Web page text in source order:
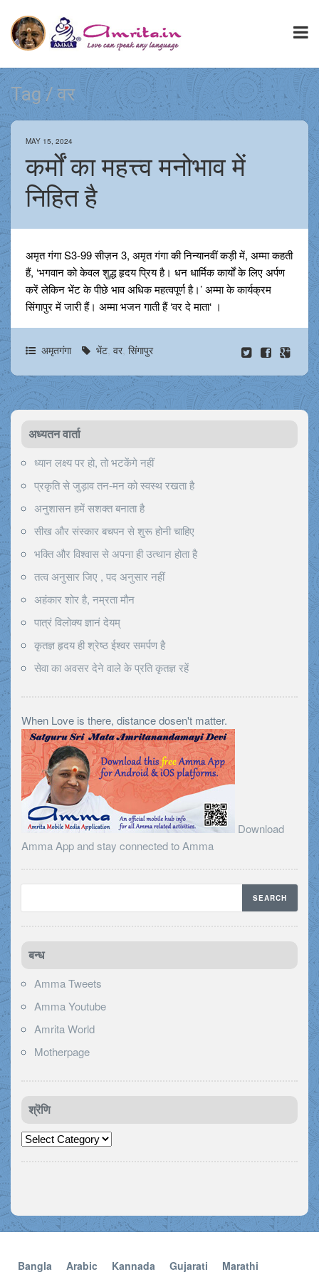
Tag / वर
MAY 15, 2024
कर्मों का महत्त्व मनोभाव में
निहित है
अमृत गंगा S3-99 सीज़न 3, अमृत गंगा की निन्यानवीं कड़ी में, अम्मा कहती
हैं, ‘भगवान को केवल शुद्ध हृदय प्रिय है। धन धार्मिक कार्यों के लिए अर्पण
करें लेकिन भेंट के पीछे भाव अधिक महत्वपूर्ण है।’ अम्मा के कार्यक्रम
सिंगापुर में जारी हैं। अम्मा भजन गाती हैं ‘वर दे माता‘ ।
अमृतगंगा भेंट, वर, सिंगापुर
अध्यतन वार्ता
ध्यान लक्ष्य पर हो, तो भटकेंगे नहीं
प्रकृति से जुड़ाव तन-मन को स्वस्थ रखता है
अनुशासन हमें सशक्त बनाता है
सीख और संस्कार बचपन से शुरू होनी चाहिए
भक्ति और विश्वास से अपना ही उत्थान होता है
तत्व अनुसार जिए , पद अनुसार नहीं
अहंकार शोर है, नम्रता मौन
पात्रं विलोक्य ज्ञानं देयम्
कृतज्ञ हृदय ही श्रेष्ठ ईश्वर समर्पण है
सेवा का अवसर देने वाले के प्रति कृतज्ञ रहें
When Love is there, distance dosen't matter.
Download
Amma App and stay connected to Amma
बन्ध
Amma Tweets
Amma Youtube
Amrita World
Motherpage
श्रॆणि
श्रॆणि
Bangla Arabic Kannada Gujarati Marathi